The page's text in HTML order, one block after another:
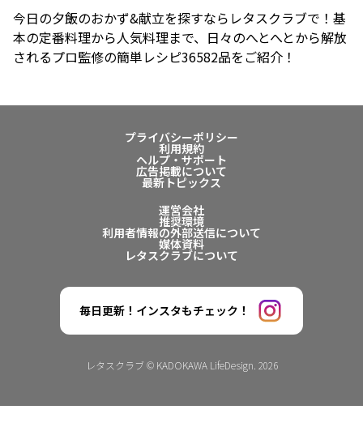
今日の夕飯のおかず&献立を探すならレタスクラブで！基
本の定番料理から人気料理まで、日々のへとへとから解放
されるプロ監修の簡単レシピ36582品をご紹介！
プライバシーポリシー
利用規約
ヘルプ・サポート
広告掲載について
最新トピックス
運営会社
推奨環境
利用者情報の外部送信について
媒体資料
レタスクラブについて
毎日更新！インスタもチェック！
レタスクラブ © KADOKAWA LifeDesign. 2026